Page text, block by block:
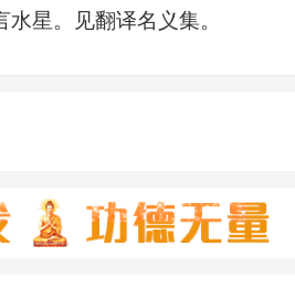
水星。见翻译名义集。